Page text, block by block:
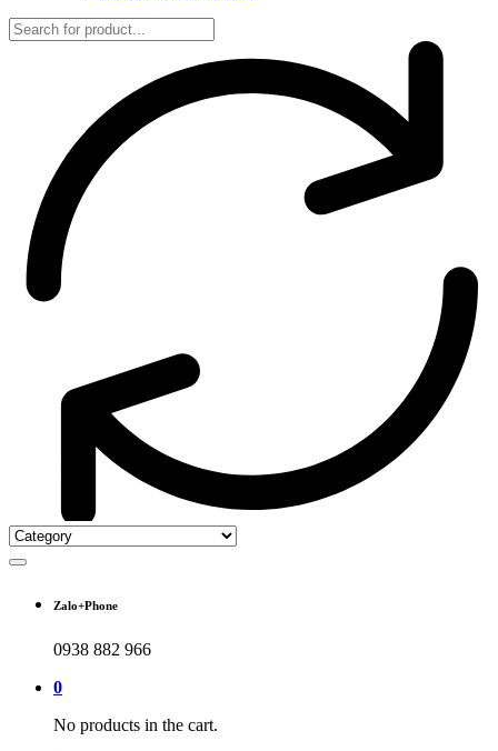
Zalo+Phone
0938 882 966
0
No products in the cart.